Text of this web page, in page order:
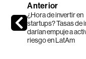
Anterior
¿Hora de invertir en
startups? Tasas de
darían empuje a
riesgo en LatAm